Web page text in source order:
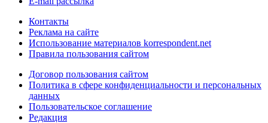
Контакты
Реклама на сайте
Использование материалов korrespondent.net
Правила пользования сайтом
Договор пользования сайтом
Политика в сфере конфиденциальности и персональных
данных
Пользовательское соглашение
Редакция